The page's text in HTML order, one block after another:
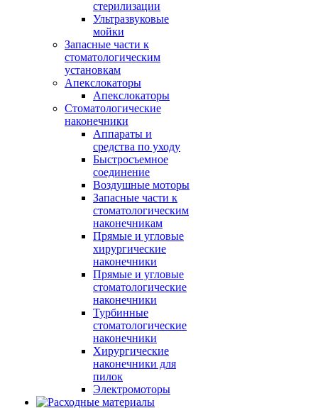
стерилизации
Ультразвуковые
мойки
Запасные части к
стоматологическим
установкам
Апекслокаторы
Апекслокаторы
Стоматологические
наконечники
Аппараты и
средства по уходу
Быстросъемное
соединение
Воздушные моторы
Запасные части к
стоматологическим
наконечникам
Прямые и угловые
хирургические
наконечники
Прямые и угловые
стоматологические
наконечники
Турбинные
стоматологические
наконечники
Хирургические
наконечники для
пилок
Электромоторы